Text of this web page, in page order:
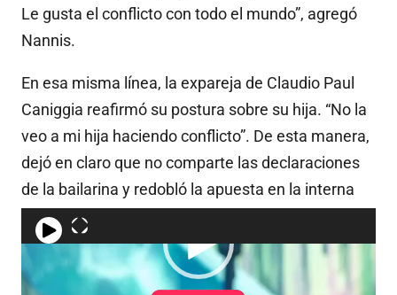
Le gusta el conflicto con todo el mundo”, agregó
Nannis.
En esa misma línea, la expareja de Claudio Paul
Caniggia reafirmó su postura sobre su hija. “No la
veo a mi hija haciendo conflicto”. De esta manera,
dejó en claro que no comparte las declaraciones
de la bailarina y redobló la apuesta en la interna
familiar que nuevamente quedó expuesta.